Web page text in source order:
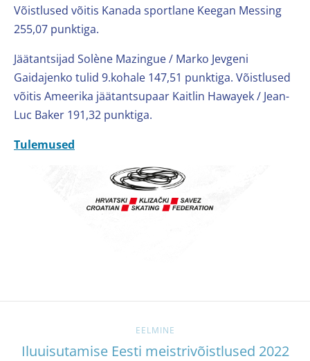
Võistlused võitis Kanada sportlane Keegan Messing
255,07 punktiga.
Jäätantsijad Solène Mazingue / Marko Jevgeni
Gaidajenko tulid 9.kohale 147,51 punktiga. Võistlused
võitis Ameerika jäätantsupaar Kaitlin Hawayek / Jean-
Luc Baker 191,32 punktiga.
Tulemused
EELMINE
Iluuisutamise Eesti meistrivõistlused 2022